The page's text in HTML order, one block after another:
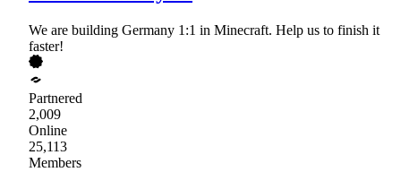
We are building Germany 1:1 in Minecraft. Help us to finish it
faster!
Partnered
2,009
Online
25,113
Members